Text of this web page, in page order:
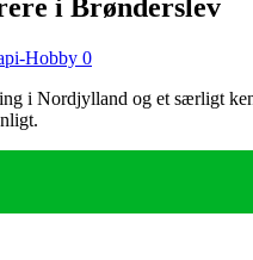
i Brønderslev
Hobby 0
i Nordjylland og et særligt